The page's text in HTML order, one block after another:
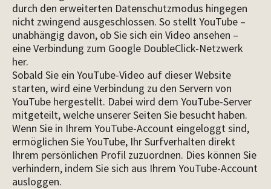
durch den erweiterten Datenschutzmodus hingegen
nicht zwingend ausgeschlossen. So stellt YouTube –
unabhängig davon, ob Sie sich ein Video ansehen –
eine Verbindung zum Google DoubleClick-Netzwerk
her.
Sobald Sie ein YouTube-Video auf dieser Website
starten, wird eine Verbindung zu den Servern von
YouTube hergestellt. Dabei wird dem YouTube-Server
mitgeteilt, welche unserer Seiten Sie besucht haben.
Wenn Sie in Ihrem YouTube-Account eingeloggt sind,
ermöglichen Sie YouTube, Ihr Surfverhalten direkt
Ihrem persönlichen Profil zuzuordnen. Dies können Sie
verhindern, indem Sie sich aus Ihrem YouTube-Account
ausloggen.